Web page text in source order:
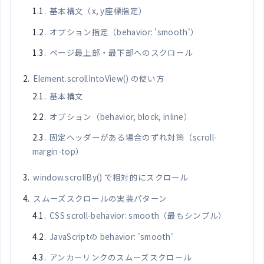
基本構文（x, y座標指定）
オプション指定（behavior: 'smooth'）
ページ最上部・最下部へのスクロール
Element.scrollIntoView() の使い方
基本構文
オプション（behavior, block, inline）
固定ヘッダーがある場合のずれ対策（scroll-
margin-top）
window.scrollBy() で相対的にスクロール
スムーズスクロールの実装パターン
CSS scroll-behavior: smooth（最もシンプル）
JavaScriptの behavior: 'smooth'
アンカーリンクのスムーズスクロール